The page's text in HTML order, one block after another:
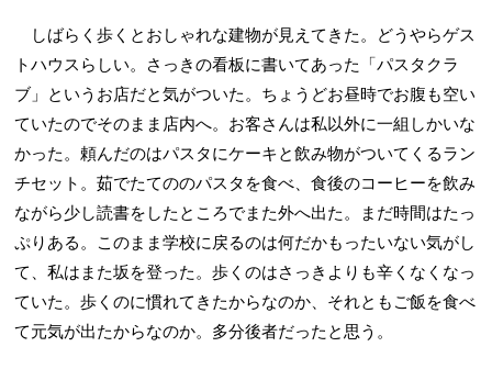
しばらく歩くとおしゃれな建物が見えてきた。どうやらゲス
トハウスらしい。さっきの看板に書いてあった「パスタクラ
ブ」というお店だと気がついた。ちょうどお昼時でお腹も空い
ていたのでそのまま店内へ。お客さんは私以外に一組しかいな
かった。頼んだのはパスタにケーキと飲み物がついてくるラン
チセット。茹でたてののパスタを食べ、食後のコーヒーを飲み
ながら少し読書をしたところでまた外へ出た。まだ時間はたっ
ぷりある。このまま学校に戻るのは何だかもったいない気がし
て、私はまた坂を登った。歩くのはさっきよりも辛くなくなっ
ていた。歩くのに慣れてきたからなのか、それともご飯を食べ
て元気が出たからなのか。多分後者だったと思う。